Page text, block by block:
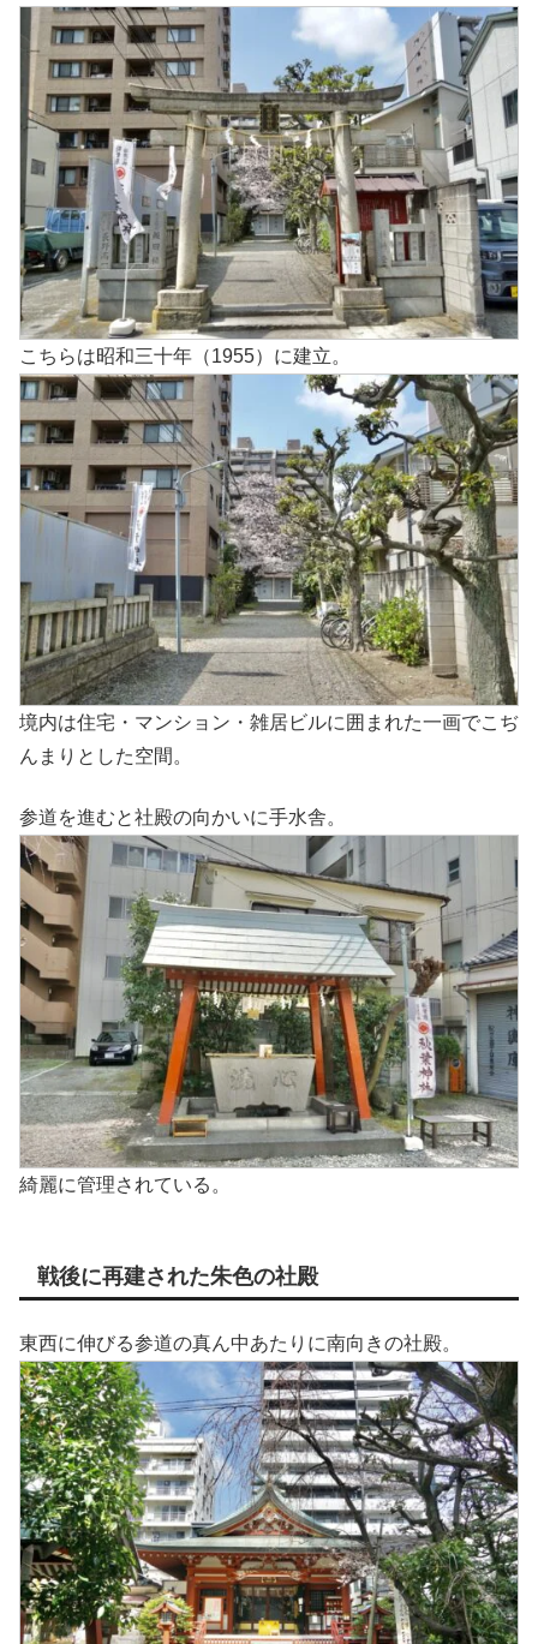
こちらは昭和三十年（1955）に建立。
境内は住宅・マンション・雑居ビルに囲まれた一画でこぢ
んまりとした空間。
参道を進むと社殿の向かいに手水舎。
綺麗に管理されている。
戦後に再建された朱色の社殿
東西に伸びる参道の真ん中あたりに南向きの社殿。